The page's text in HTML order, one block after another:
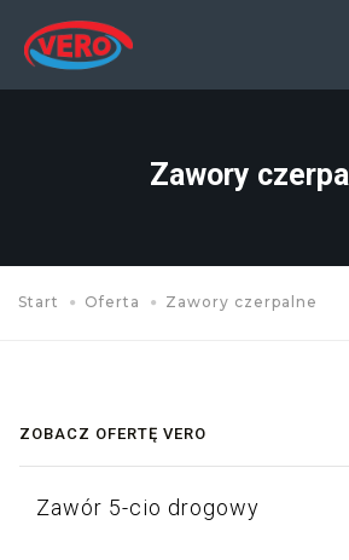
Zawory
Start Oferta Zawory czerpalne
ZOBACZ OFERTĘ VERO
Zawór 5-cio drogowy